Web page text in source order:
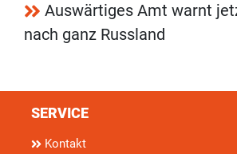
Auswärtiges Amt warnt
nach ganz Russland
SERVICE
Kontakt